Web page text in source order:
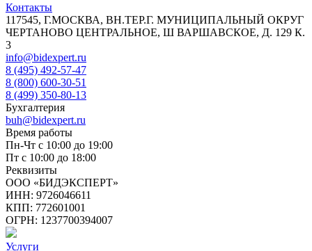
Контакты
117545, Г.МОСКВА, ВН.ТЕР.Г. МУНИЦИПАЛЬНЫЙ ОКРУГ
ЧЕРТАНОВО ЦЕНТРАЛЬНОЕ, Ш ВАРШАВСКОЕ, Д. 129 К.
3
info@bidexpert.ru
8 (495) 492-57-47
8 (800) 600-30-51
8 (499) 350-80-13
Бухгалтерия
buh@bidexpert.ru
Время работы
Пн-Чт с 10:00 до 19:00
Пт с 10:00 до 18:00
Реквизиты
ООО «БИДЭКСПЕРТ»
ИНН: 9726046611
КПП: 772601001
ОГРН: 1237700394007
Услуги